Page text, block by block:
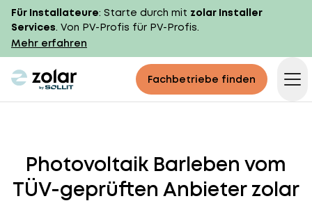
Für Installateure: Starte durch mit zolar Installer
Services. Von PV-Profis für PV-Profis.
Mehr erfahren
zolar logo Fachbetriebe finden
Photovoltaik Barleben vom
TÜV-geprüften Anbieter zolar